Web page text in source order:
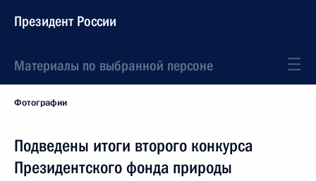
Президент России
Материалы по выбранной персоне
Фотографии
Подведены итоги второго конкурса
Президентского фонда природы